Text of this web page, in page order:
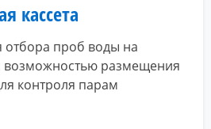
кассета
отбора проб воды на
возможностью размещения
контроля парам